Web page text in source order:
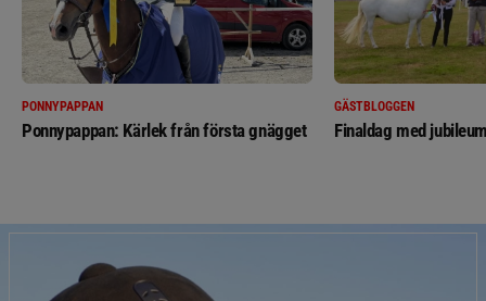
PONNYPAPPAN
Ponnypappan: Kärlek från första gnägget
GÄSTBLOGGEN
Finaldag med